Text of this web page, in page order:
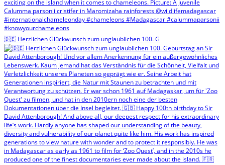
🇩🇪 Herzlichen Glückwunsch zum unglaublichen 100. G